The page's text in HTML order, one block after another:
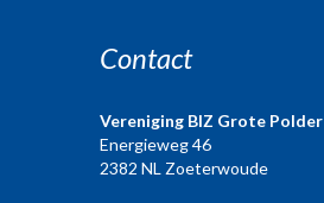
Contact
Vereniging BIZ Grote Polder
Energieweg 46
2382 NL Zoeterwoude